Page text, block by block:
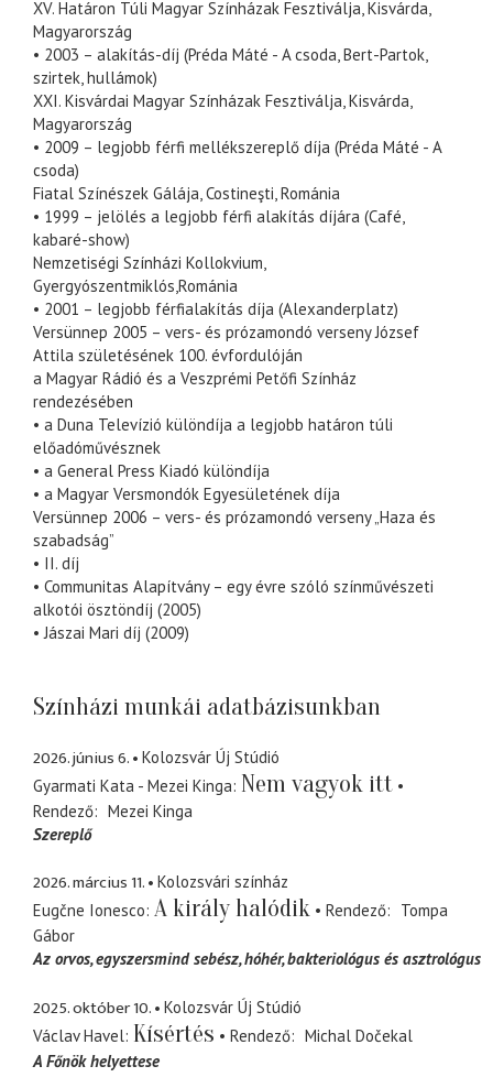
XV. Határon Túli Magyar Színházak Fesztiválja, Kisvárda,
Magyarország
• 2003 – alakítás-díj (Préda Máté - A csoda, Bert-Partok,
szirtek, hullámok)
XXI. Kisvárdai Magyar Színházak Fesztiválja, Kisvárda,
Magyarország
• 2009 – legjobb férfi mellékszereplő díja (Préda Máté - A
csoda)
Fiatal Színészek Gálája, Costineşti, Románia
• 1999 – jelölés a legjobb férfi alakítás díjára (Café,
kabaré-show)
Nemzetiségi Színházi Kollokvium,
Gyergyószentmiklós,Románia
• 2001 – legjobb férfialakítás díja (Alexanderplatz)
Versünnep 2005 – vers- és prózamondó verseny József
Attila születésének 100. évfordulóján
a Magyar Rádió és a Veszprémi Petőfi Színház
rendezésében
• a Duna Televízió különdíja a legjobb határon túli
előadóművésznek
• a General Press Kiadó különdíja
• a Magyar Versmondók Egyesületének díja
Versünnep 2006 – vers- és prózamondó verseny „Haza és
szabadság”
• II. díj
• Communitas Alapítvány – egy évre szóló színművészeti
alkotói ösztöndíj (2005)
• Jászai Mari díj (2009)
Színházi munkái adatbázisunkban
2026. június 6.
Kolozsvár Új Stúdió
Gyarmati Kata - Mezei Kinga Nem vagyok itt
Rendező
Mezei Kinga
Szereplő
2026. március 11.
Kolozsvári színház
Eugčne Ionesco A király halódik Rendező
Tompa
Gábor
Az orvos, egyszersmind sebész hóhér, bakteriológus és asztrológus
2025. október 10.
Kolozsvár Új Stúdió
Václav Havel Kísértés Rendező
Michal Dočekal
A Főnök helyettese